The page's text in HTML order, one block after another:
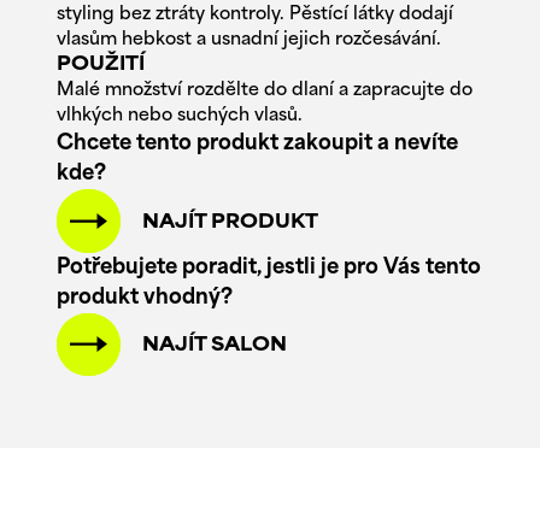
styling bez ztráty kontroly. Pěstící látky dodají
vlasům hebkost a usnadní jejich rozčesávání.
POUŽITÍ
Malé množství rozdělte do dlaní a zapracujte do
vlhkých nebo suchých vlasů.
Chcete tento produkt zakoupit a nevíte
kde?
NAJÍT PRODUKT
Potřebujete poradit, jestli je pro Vás tento
produkt vhodný?
NAJÍT SALON